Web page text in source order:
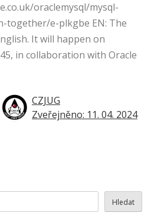
oraclemysql/mysql-
together/e-plkgbe EN: The
It will happen on
in collaboration with Oracle
CZJUG
Zveřejněno: 11. 04. 2024
Hledat